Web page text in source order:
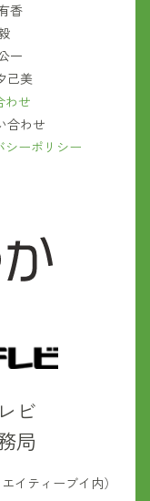
ビ
局
イティーブイ内）
香
一
己美
わせ
合わせ
シーポリシー